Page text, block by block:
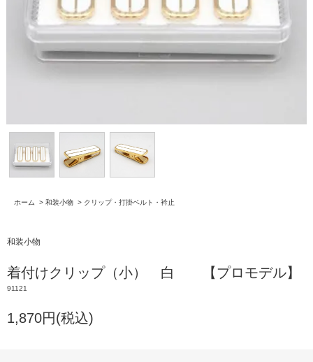
ホーム > 和装小物 > クリップ・打掛ベルト・衿止
和装小物
着付けクリップ（小） 白 【プロモデル】
91121
1,870円(税込)